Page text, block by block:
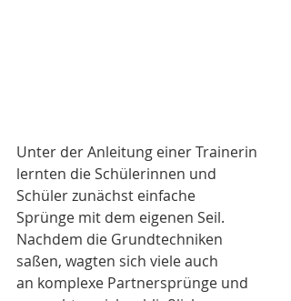
Unter der Anleitung einer Trainerin
lernten die Schülerinnen und
Schüler zunächst einfache
Sprünge mit dem eigenen Seil.
Nachdem die Grundtechniken
saßen, wagten sich viele auch
an komplexe Partnersprünge und